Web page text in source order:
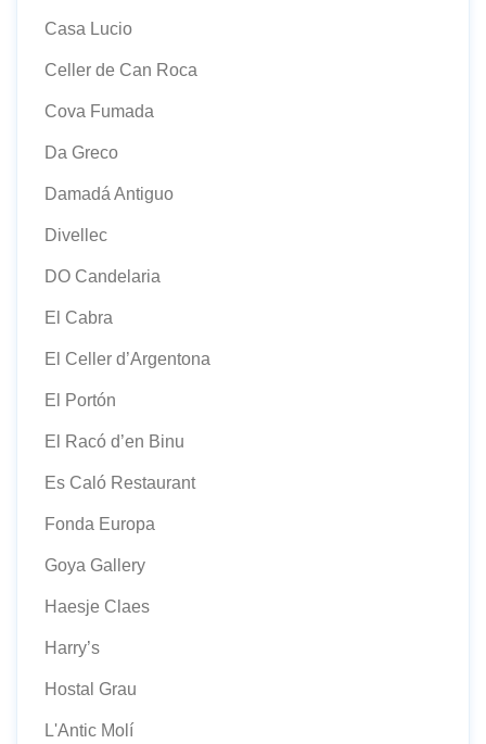
Casa Lucio
Celler de Can Roca
Cova Fumada
Da Greco
Damadá Antiguo
Divellec
DO Candelaria
El Cabra
El Celler d’Argentona
El Portón
El Racó d’en Binu
Es Caló Restaurant
Fonda Europa
Goya Gallery
Haesje Claes
Harry’s
Hostal Grau
L'Antic Molí